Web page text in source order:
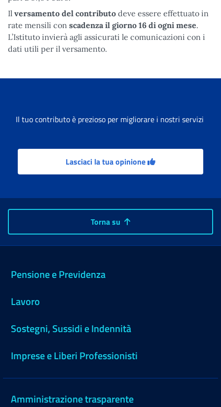
Il versamento del contributo deve essere effettuato in
rate mensili con scadenza il giorno 16 di ogni mese.
L’Istituto invierà agli assicurati le comunicazioni con i
dati utili per il versamento.
Il tuo contributo è prezioso per migliorare i nostri servizi
Lasciaci la tua opinione
Torna su
Pensione e Previdenza
Lavoro
Sostegni, Sussidi e Indennità
Imprese e Liberi Professionisti
Amministrazione trasparente